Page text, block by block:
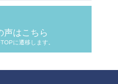
声はこちら
に遷移します。